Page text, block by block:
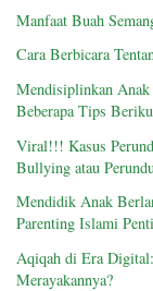
Manfaat Buah
Cara Berbicara
Mendisiplinkan Anak
Beberapa Tips
Viral!!! Kasus
Bullying atau
Mendidik Anak
Parenting Islami
Aqiqah di Era
Merayakannya?